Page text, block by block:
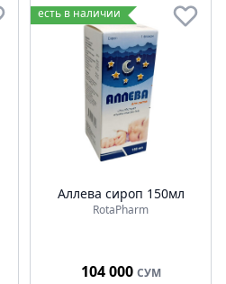
есть в наличии
Аллева сироп 150мл
RotaPharm
104 000 СУМ